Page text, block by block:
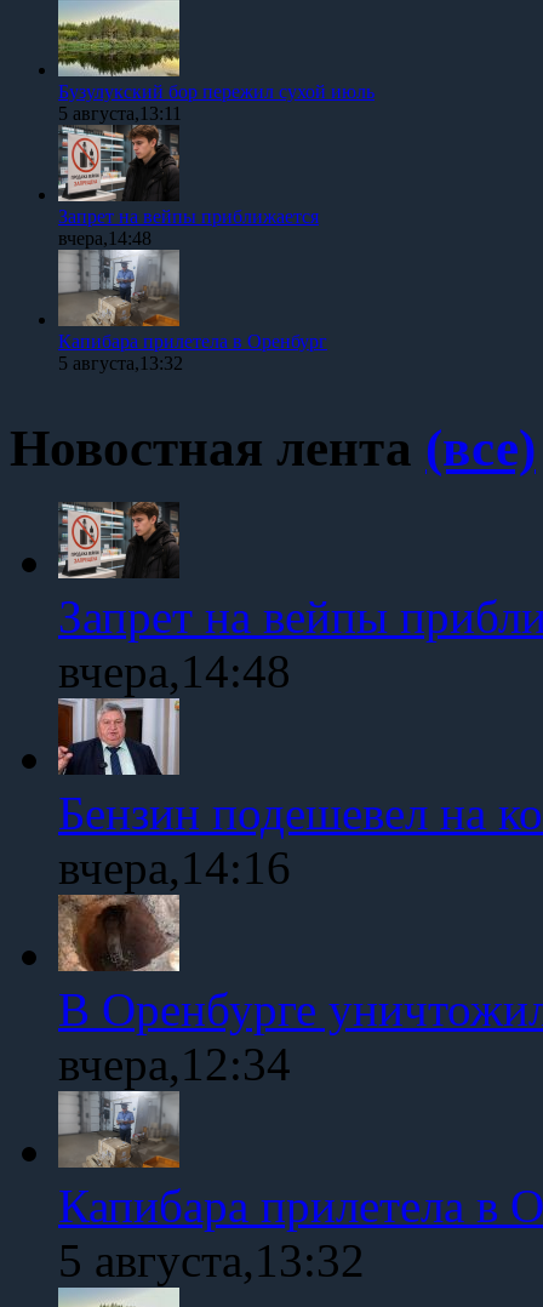
Бузулукский бор пережил сухой июль
5 августа,13:11
Запрет на вейпы приближается
вчера,14:48
Капибара прилетела в Оренбург
5 августа,13:32
Новостная лента (все)
Запрет на вейпы
вчера,14:48
Бензин подешевел на
вчера,14:16
В Оренбурге
вчера,12:34
Капибара прилетела в
5 августа,13:32